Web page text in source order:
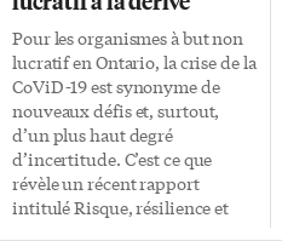
Pour les organismes à but non
lucratif en Ontario, la crise de la
CoViD-19 est synonyme de
nouveaux défis et, surtout,
d’un plus haut degré
d’incertitude. C’est ce que
révèle un récent rapport
intitulé Risque, résilience et